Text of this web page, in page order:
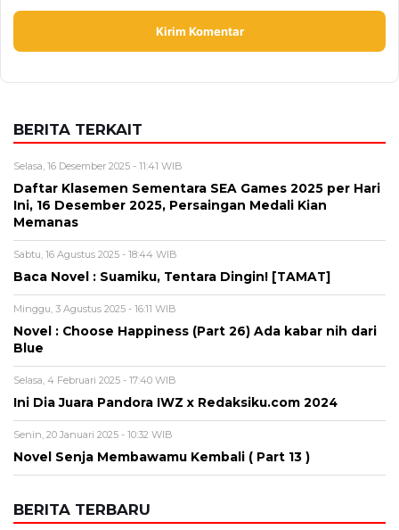
BERITA TERKAIT
Selasa, 16 Desember 2025 - 11:41 WIB
Daftar Klasemen Sementara SEA Games 2025 per Hari
Ini, 16 Desember 2025, Persaingan Medali Kian
Memanas
Sabtu, 16 Agustus 2025 - 18:44 WIB
Baca Novel : Suamiku, Tentara Dingin! [TAMAT]
Minggu, 3 Agustus 2025 - 16:11 WIB
Novel : Choose Happiness (Part 26) Ada kabar nih dari
Blue
Selasa, 4 Februari 2025 - 17:40 WIB
Ini Dia Juara Pandora IWZ x Redaksiku.com 2024
Senin, 20 Januari 2025 - 10:32 WIB
Novel Senja Membawamu Kembali ( Part 13 )
BERITA TERBARU